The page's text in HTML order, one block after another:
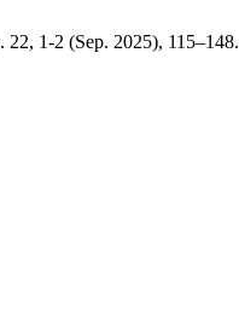
. 22, 1-2 (Sep. 2025), 115–148.